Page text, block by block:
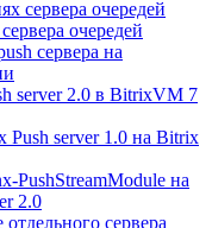
сервера очередей
очередей
сервера на
server 2.0 в BitrixVM 7
Push server 1.0 на Bitrix
PushStreamModule на
2.0
сервера